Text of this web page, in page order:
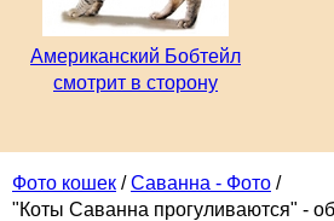
Фото кошек /Саванна - Фото /
"Коты Саванна прогуливаются" -
Американский Бобтейл
смотрит в сторону